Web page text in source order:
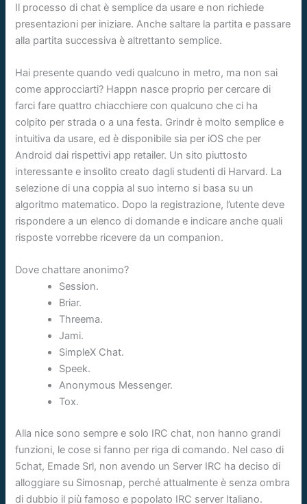
Il processo di chat è semplice da usare e non richiede
presentazioni per iniziare. Anche saltare la partita e passare
alla partita successiva è altrettanto semplice.
Hai presente quando vedi qualcuno in metro, ma non sai
come approcciarti? Happn nasce proprio per cercare di
farci fare quattro chiacchiere con qualcuno che ci ha
colpito per strada o a una festa. Grindr è molto semplice e
intuitiva da usare, ed è disponibile sia per iOS che per
Android dai rispettivi app retailer. Un sito piuttosto
interessante e insolito creato dagli studenti di Harvard. La
selezione di una coppia al suo interno si basa su un
algoritmo matematico. Dopo la registrazione, l’utente deve
rispondere a un elenco di domande e indicare anche quali
risposte vorrebbe ricevere da un companion.
Dove chattare anonimo?
Session.
Briar.
Threema.
Jami.
SimpleX Chat.
Speek.
Anonymous Messenger.
Tox.
Alla nice sono sempre e solo IRC chat, non hanno grandi
funzioni, le cose si fanno per riga di comando. Nel caso di
5chat, Emade Srl, non avendo un Server IRC ha deciso di
alloggiare su Simosnap, perché attualmente è senza ombra
di dubbio il più famoso e popolato IRC server Italiano.